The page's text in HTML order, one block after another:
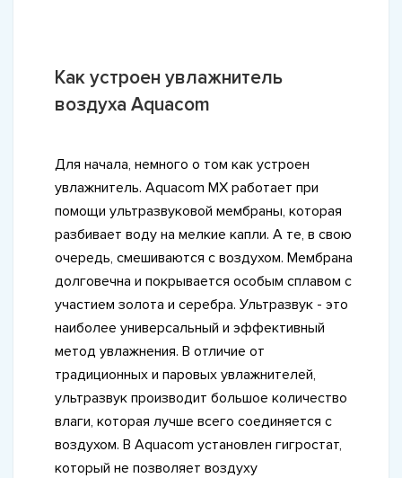
Как устроен увлажнитель
воздуха Aquacom
Для начала, немного о том как устроен
увлажнитель. Aquacom MX работает при
помощи ультразвуковой мембраны, которая
разбивает воду на мелкие капли. А те, в свою
очередь, смешиваются с воздухом. Мембрана
долговечна и покрывается особым сплавом с
участием золота и серебра. Ультразвук - это
наиболее универсальный и эффективный
метод увлажнения. В отличие от
традиционных и паровых увлажнителей,
ультразвук производит большое количество
влаги, которая лучше всего соединяется с
воздухом. В Aquacom установлен гигростат,
который не позволяет воздуху